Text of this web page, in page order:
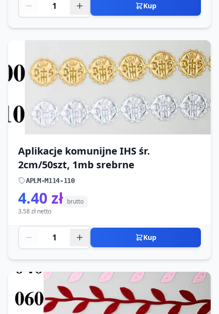
Kup
Aplikacje komunijne IHS śr.
2cm/50szt, 1mb srebrne
APLM-M114-110
4.40 zł brutto
3.58 zł netto
Kup